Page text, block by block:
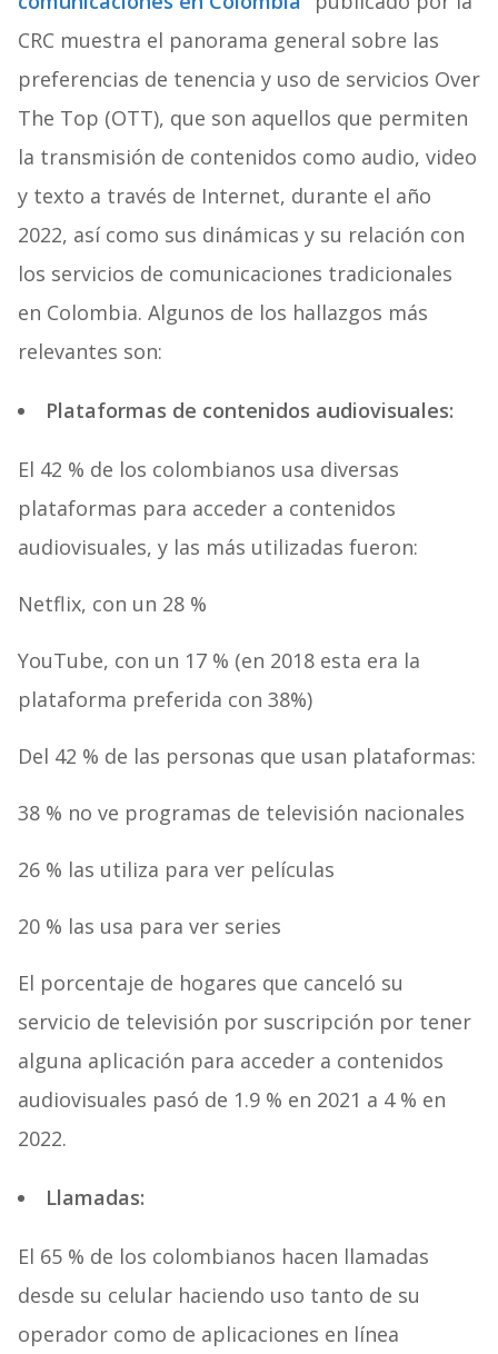
CRC muestra el panorama general sobre las
preferencias de tenencia y uso de servicios Over
The Top (OTT), que son aquellos que permiten
la transmisión de contenidos como audio, video
y texto a través de Internet, durante el año
2022, así como sus dinámicas y su relación con
los servicios de comunicaciones tradicionales
en Colombia. Algunos de los hallazgos más
relevantes son:
Plataformas de contenidos audiovisuales:
El 42 % de los colombianos usa diversas
plataformas para acceder a contenidos
audiovisuales, y las más utilizadas fueron:
Netflix, con un 28 %
YouTube, con un 17 % (en 2018 esta era la
plataforma preferida con 38%)
Del 42 % de las personas que usan plataformas:
38 % no ve programas de televisión nacionales
26 % las utiliza para ver películas
20 % las usa para ver series
El porcentaje de hogares que canceló su
servicio de televisión por suscripción por tener
alguna aplicación para acceder a contenidos
audiovisuales pasó de 1.9 % en 2021 a 4 % en
2022.
Llamadas:
El 65 % de los colombianos hacen llamadas
desde su celular haciendo uso tanto de su
operador como de aplicaciones en línea